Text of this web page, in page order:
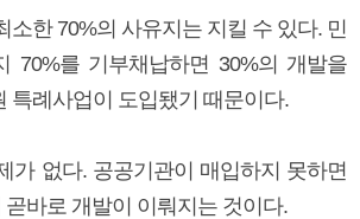
소한 70%의 사유지는 지킬 수 있다. 민
70%를 기부채납하면 30%의 개발을
특례사업이 도입됐기 때문이다.
가 없다. 공공기관이 매입하지 못하면
곧바로 개발이 이뤄지는 것이다.